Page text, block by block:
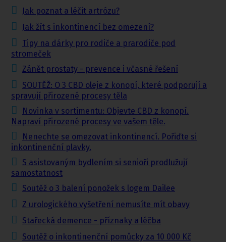
Jak poznat a léčit artrózu?
Jak žít s inkontinencí bez omezení?
Tipy na dárky pro rodiče a prarodiče pod
stromeček
Zánět prostaty - prevence i včasné řešení
SOUTĚŽ: O 3 CBD oleje z konopí, které podporují a
spravují přirozené procesy těla
Novinka v sortimentu: Objevte CBD z konopí.
Napraví přirozené procesy ve vašem těle.
Nenechte se omezovat inkontinencí. Pořiďte si
inkontinenční plavky.
S asistovaným bydlením si senioři prodlužují
samostatnost
Soutěž o 3 balení ponožek s logem Dailee
Z urologického vyšetření nemusíte mít obavy
Stařecká demence - příznaky a léčba
Soutěž o inkontinenční pomůcky za 10 000 Kč